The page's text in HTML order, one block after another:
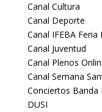
Canal Cultura
Canal Deporte
Canal IFEBA Feria
Canal Juventud
Canal Plenos
Canal Semana
Conciertos Banda
DUSI